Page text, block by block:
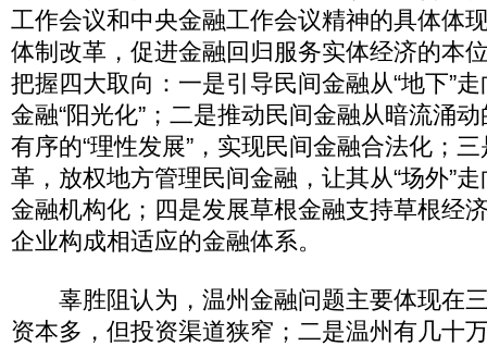
工作会议和中央金融工作会议精神的具体体
体制改革，促进金融回归服务实体经济的本
把握四大取向：一是引导民间金融从“地下”走
金融“阳光化”；二是推动民间金融从暗流涌动
有序的“理性发展”，实现民间金融合法化；
革，放权地方管理民间金融，让其从“场外”走
金融机构化；四是发展草根金融支持草根经
企业构成相适应的金融体系。
辜胜阻认为，温州金融问题主要体现在
资本多，但投资渠道狭窄；二是温州有几十